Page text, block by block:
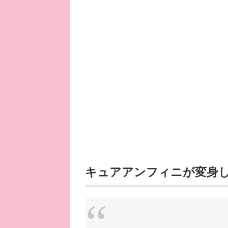
キュアアンフィニが変身